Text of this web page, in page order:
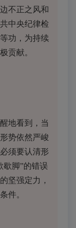
不正之风和
中央纪律检
功，为持续
贡献。
地看到，当
势依然严峻
须要认清形
歇脚”的错误
坚强定力，
件。